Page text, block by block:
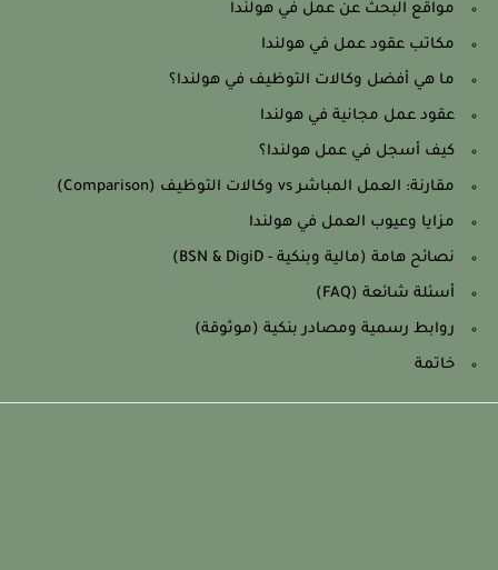
مواقع البحث عن عمل في هولندا
مكاتب عقود عمل في هولندا
ما هي أفضل وكالات التوظيف في هولندا؟
عقود عمل مجانية في هولندا
كيف أسجل في عمل هولندا؟
مقارنة: العمل المباشر vs وكالات التوظيف (Comparison)
مزايا وعيوب العمل في هولندا
نصائح هامة (مالية وبنكية - BSN & DigiD)
أسئلة شائعة (FAQ)
روابط رسمية ومصادر بنكية (موثوقة)
خاتمة